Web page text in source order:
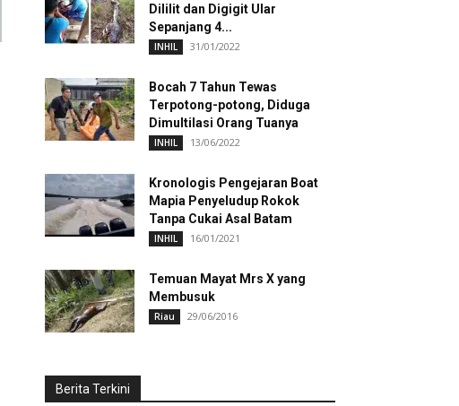
Dililit dan Digigit Ular
Sepanjang 4...
INHIL 31/01/2022
Bocah 7 Tahun Tewas
Terpotong-potong, Diduga
Dimultilasi Orang Tuanya
INHIL 13/06/2022
Kronologis Pengejaran Boat
Mapia Penyeludup Rokok
Tanpa Cukai Asal Batam
INHIL 16/01/2021
Temuan Mayat Mrs X yang
Membusuk
Riau 29/06/2016
Berita Terkini